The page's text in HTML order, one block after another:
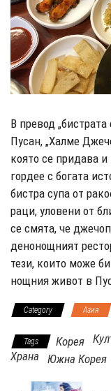
В превод
Пусан, „Халме
която се придава и
гордее с богата
бистра супа от
раци, уловени от
се смята, че
денонощният
тези, които може
нощния живот в
Category Азия
Tags Корея
Храна
Южна Корея